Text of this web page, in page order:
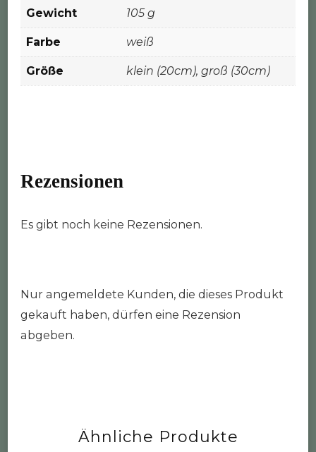
Gewicht 105 g
Farbe weiß
Größe klein (20cm), groß (30cm)
Rezensionen
Es gibt noch keine Rezensionen.
Nur angemeldete Kunden, die dieses Produkt
gekauft haben, dürfen eine Rezension
abgeben.
Ähnliche Produkte